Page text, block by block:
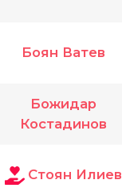
Боян Ватев
Божидар
Костадинов
Стоян Илиев